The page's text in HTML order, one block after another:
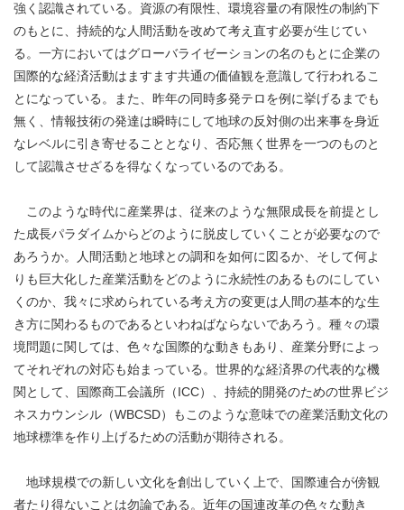
強く認識されている。資源の有限性、環境容量の有限性の制約下
のもとに、持続的な人間活動を改めて考え直す必要が生じてい
る。一方においてはグローバライゼーションの名のもとに企業の
国際的な経済活動はますます共通の価値観を意識して行われるこ
とになっている。また、昨年の同時多発テロを例に挙げるまでも
無く、情報技術の発達は瞬時にして地球の反対側の出来事を身近
なレベルに引き寄せることとなり、否応無く世界を一つのものと
して認識させざるを得なくなっているのである。
このような時代に産業界は、従来のような無限成長を前提とし
た成長パラダイムからどのように脱皮していくことが必要なので
あろうか。人間活動と地球との調和を如何に図るか、そして何よ
りも巨大化した産業活動をどのように永続性のあるものにしてい
くのか、我々に求められている考え方の変更は人間の基本的な生
き方に関わるものであるといわねばならないであろう。種々の環
境問題に関しては、色々な国際的な動きもあり、産業分野によっ
てそれぞれの対応も始まっている。世界的な経済界の代表的な機
関として、国際商工会議所（ICC）、持続的開発のための世界ビジ
ネスカウンシル（WBCSD）もこのような意味での産業活動文化の
地球標準を作り上げるための活動が期待される。
地球規模での新しい文化を創出していく上で、国際連合が傍観
者たり得ないことは勿論である。近年の国連改革の色々な動き